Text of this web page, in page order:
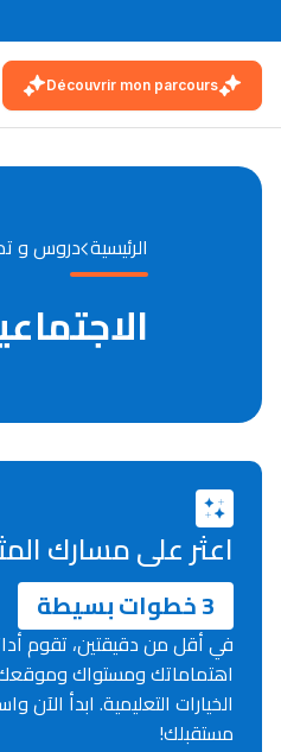
Découvrir mon parcours
الرئيسية دروس و
اعثر على مسارك
3 خطوات بسيطة
في أقل من دقيقتين، تقوم
اهتماماتك ومستواك
الخيارات التعليمية. ابدأ الآن
مستقبلك!